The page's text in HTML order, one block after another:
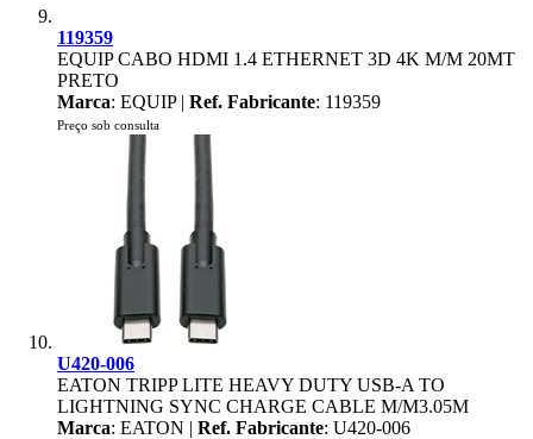
119359
EQUIP CABO HDMI 1.4 ETHERNET 3D 4K M/M 20MT
PRETO
Marca: EQUIP | Ref. Fabricante: 119359
Preço sob consulta
U420-006
EATON TRIPP LITE HEAVY DUTY USB-A TO
LIGHTNING SYNC CHARGE CABLE M/M3.05M
Marca: EATON | Ref. Fabricante: U420-006